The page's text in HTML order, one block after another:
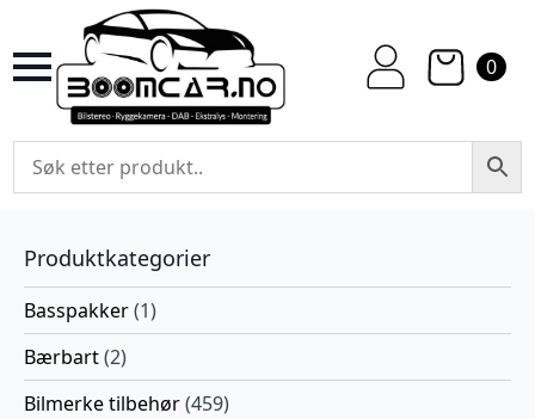
0
Produktkategorier
Basspakker(1)
Bærbart(2)
Bilmerke tilbehør(459)